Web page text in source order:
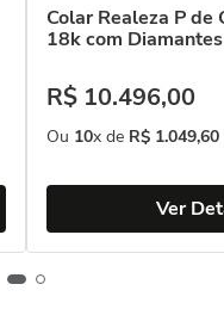
Colar Realeza P de
18k com Diamantes
R$ 10.496,00
Ou 10x de R$ 1.049,60
Ver